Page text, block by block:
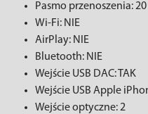
Pasmo przenoszenia:
Wi-Fi: NIE
AirPlay: NIE
Bluetooth: NIE
Wejście USB DAC: TAK
Wejście USB Apple
Wejście optyczne: 2